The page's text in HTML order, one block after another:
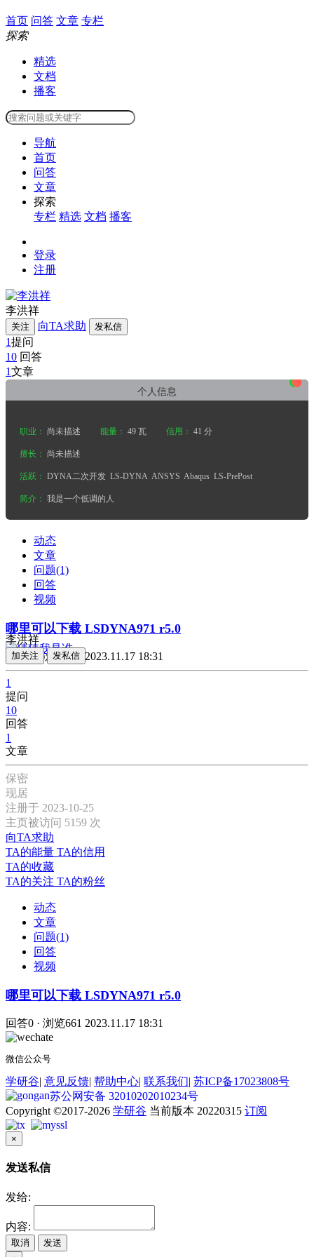
首页 问答 文章 专栏
探索
精选
文档
播客
导航
首页
问答
文章
探索
专栏 精选 文档 播客
登录
注册
李洪祥
关注 向TA求助 发私信
1提问
10 回答
1文章
个人信息 •
•
•
职业： 尚未描述 能量： 49 瓦 信用： 41 分
擅长： 尚未描述
活跃： DYNA二次开发 LS-DYNA ANSYS Abaqus LS-PrePost
简介： 我是一个低调的人
动态
文章
问题(1)
回答
视频
哪里可以下载 LSDYNA971 r5.0
回答0 · 浏览661 2023.11.17 18:31
李洪祥
加关注 发私信
1
提问
10
回答
1
文章
保密
现居
注册于 2023-10-25
主页被访问 5159 次
向TA求助
TA的能量 TA的信用
TA的收藏
TA的关注 TA的粉丝
动态
文章
问题(1)
回答
视频
哪里可以下载 LSDYNA971 r5.0
回答0 · 浏览661 2023.11.17 18:31
微信公众号
学研谷| 意见反馈| 帮助中心| 联系我们| 苏ICP备17023808号
苏公网安备 32010202010234号
Copyright ©2017-2026 学研谷 当前版本 20220315 订阅
×
发送私信
发给:
内容:
取消
发送